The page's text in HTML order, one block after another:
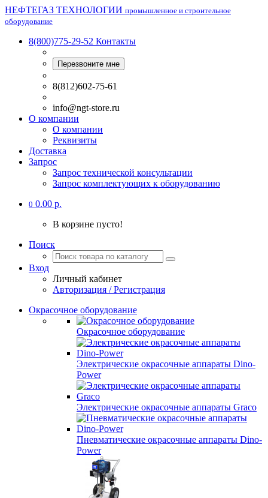
НЕФТЕГАЗ ТЕХНОЛОГИИ промышленное и строительное
оборудование
8(800)775-29-52 Контакты
Перезвоните мне
8(812)602-75-61
info@ngt-store.ru
О компании
О компании
Реквизиты
Доставка
Запрос
Запрос технической консультации
Запрос комплектующих к оборудованию
0 0.00 р.
В корзине пусто!
Поиск
Вход
Личный кабинет
Авторизация / Регистрация
Окрасочное оборудование
Окрасочное оборудование
Электрические окрасочные аппараты Dino-
Power
Электрические окрасочные аппараты Graco
Пневматические окрасочные аппараты Dino-
Power